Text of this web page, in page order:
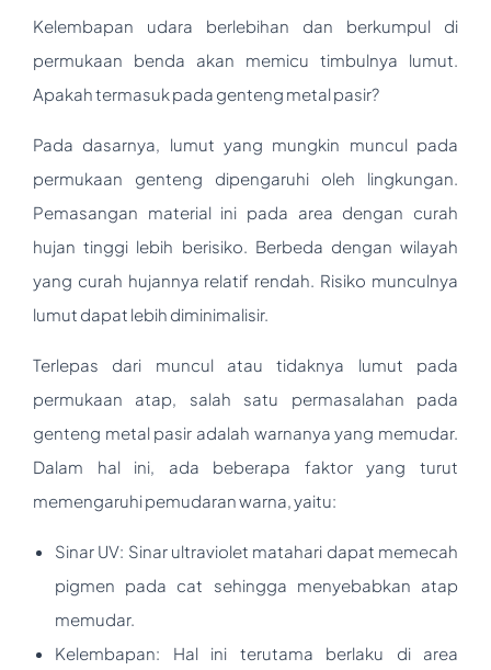
Kelembapan udara berlebihan dan berkumpul di
permukaan benda akan memicu timbulnya lumut.
Apakah termasuk pada genteng metal pasir?
Pada dasarnya, lumut yang mungkin muncul pada
permukaan genteng dipengaruhi oleh lingkungan.
Pemasangan material ini pada area dengan curah
hujan tinggi lebih berisiko. Berbeda dengan wilayah
yang curah hujannya relatif rendah. Risiko munculnya
lumut dapat lebih diminimalisir.
Terlepas dari muncul atau tidaknya lumut pada
permukaan atap, salah satu permasalahan pada
genteng metal pasir adalah warnanya yang memudar.
Dalam hal ini, ada beberapa faktor yang turut
memengaruhi pemudaran warna, yaitu:
Sinar UV: Sinar ultraviolet matahari dapat memecah
pigmen pada cat sehingga menyebabkan atap
memudar.
Kelembapan: Hal ini terutama berlaku di area